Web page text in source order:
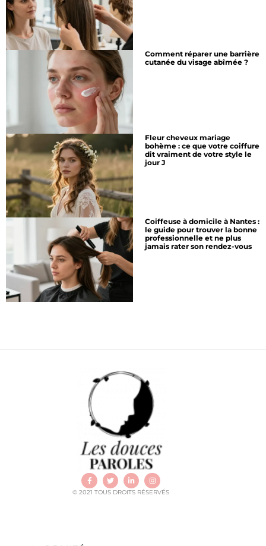
Comment réparer une barrière
cutanée du visage abîmée ?
Fleur cheveux mariage
bohème : ce que votre coiffure
dit vraiment de votre style le
jour J
Coiffeuse à domicile à Nantes :
le guide pour trouver la bonne
professionnelle et ne plus
jamais rater son rendez-vous
© 2021 TOUS DROITS RÉSERVÉS